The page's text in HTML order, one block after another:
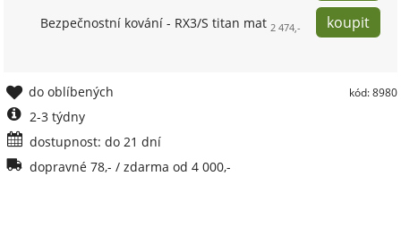
Bezpečnostní kování - RX3/S titan mat 2 474,-
kód: 8980
do oblíbených
2-3 týdny
dostupnost: do 21 dní
dopravné 78,- / zdarma od 4 000,-